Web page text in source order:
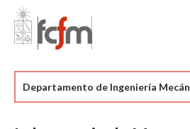
Estudiantes
Académicas/os
Departamento de Ingeniería